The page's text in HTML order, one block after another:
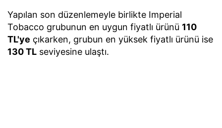
Yapılan son düzenlemeyle birlikte Imperial
Tobacco grubunun en uygun fiyatlı ürünü 110
TL'ye çıkarken, grubun en yüksek fiyatlı ürünü ise
130 TL seviyesine ulaştı.